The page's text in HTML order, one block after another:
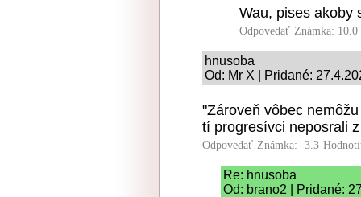
Wau, pises akoby
Odpovedať Známka: 10.0
hnusoba
Od: Mr X | Pridané:
"Zároveň vôbec
tí progresívci neposrali
Odpovedať Známka: -3.3
Re: hnusoba
Od: brano2 | Pridané: